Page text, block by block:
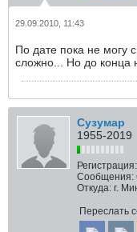
29.09.2010, 11:43
По дате пока не могу
сложно... Но до конца
Сузумар
1955-2019
Регистрация:
Сообщения:
Откуда: г.
Переслать